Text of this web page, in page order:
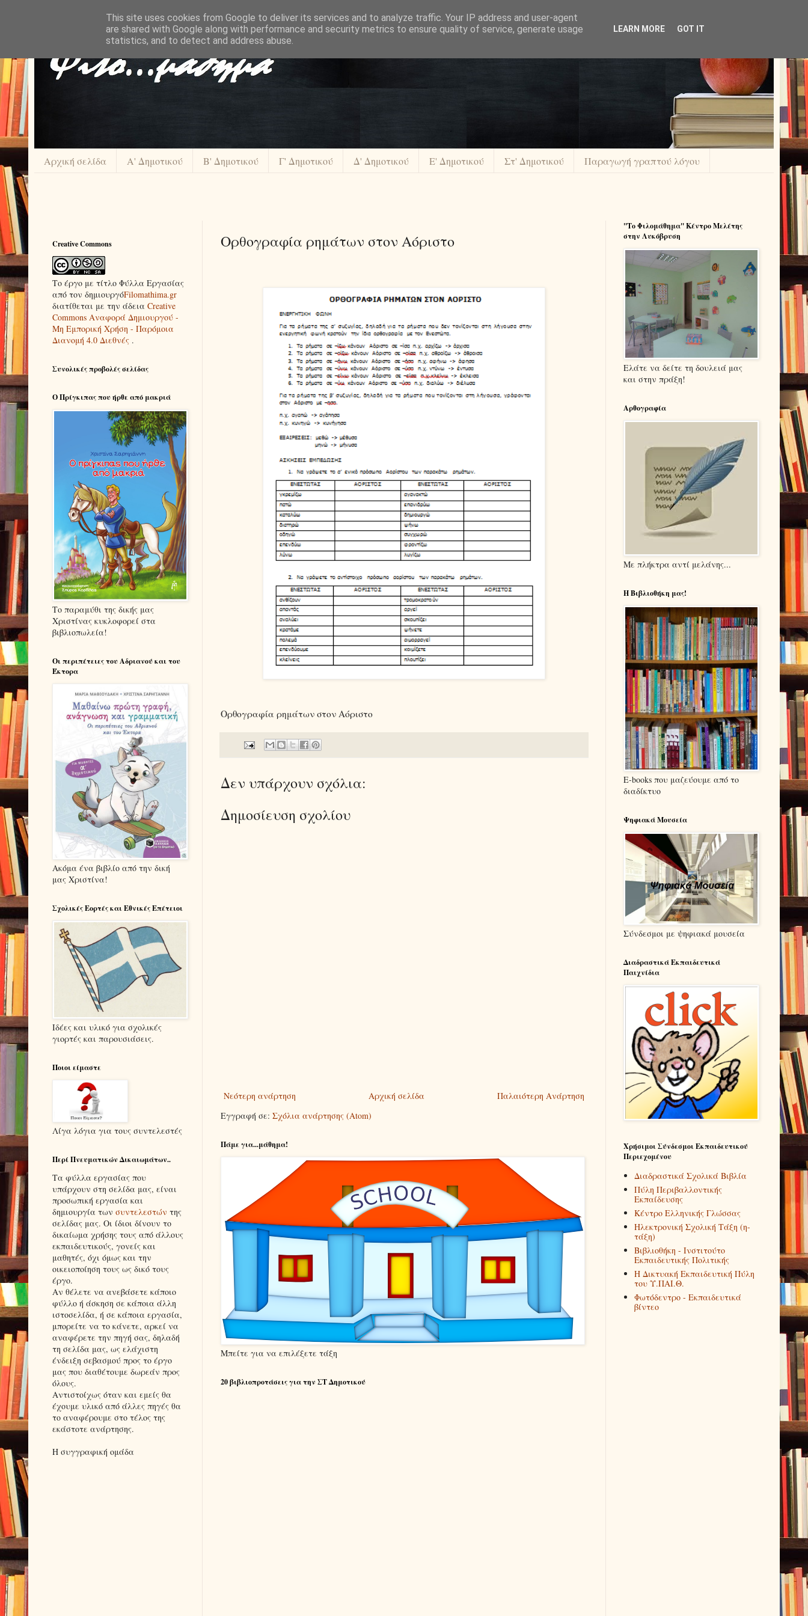
Αρχική σελίδα Α' Δημοτικού Β' Δημοτικού Γ' Δημοτικού Δ' Δημοτικού Ε' Δημοτικού Στ' Δημοτικού Παραγωγή γραπτού λόγου
Ορθογραφία ρημάτων στον Αόριστο
Ορθογραφία ρημάτων στον Αόριστο
Δεν υπάρχουν σχόλια:
Δημοσίευση σχολίου
Νεότερη ανάρτηση Παλαιότερη Ανάρτηση
Αρχική σελίδα
Εγγραφή σε: Σχόλια ανάρτησης (Atom)
Πάμε για...μάθημα!
Μπείτε για να επιλέξετε τάξη
20 βιβλιοπροτάσεις για την ΣΤ Δημοτικού
Creative Commons
Το έργο με τίτλο Φύλλα Εργασίας
από τον δημιουργόFilomathima.gr
διατίθεται με την άδεια Creative
Commons Αναφορά Δημιουργού -
Μη Εμπορική Χρήση - Παρόμοια
Διανομή 4.0 Διεθνές .
Συνολικές προβολές σελίδας
Ο Πρίγκιπας που ήρθε από μακριά
Το παραμύθι της δικής μας
Χριστίνας κυκλοφορεί στα
βιβλιοπωλεία!
Οι περιπέτειες του Αδριανού και του
Έκτορα
Ακόμα ένα βιβλίο από την δική
μας Χριστίνα!
Σχολικές Εορτές και Εθνικές Επέτειοι
Ιδέες και υλικό για σχολικές
γιορτές και παρουσιάσεις.
Ποιοι είμαστε
Λίγα λόγια για τους συντελεστές
Περί Πνευματικών Δικαιωμάτων..
Τα φύλλα εργασίας που
υπάρχουν στη σελίδα μας, είναι
προσωπική εργασία και
δημιουργία των συντελεστών της
σελίδας μας. Οι ίδιοι δίνουν το
δικαίωμα χρήσης τους από άλλους
εκπαιδευτικούς, γονείς και
μαθητές, όχι όμως και την
οικειοποίηση τους ως δικό τους
έργο.
Αν θέλετε να ανεβάσετε κάποιο
φύλλο ή άσκηση σε κάποια άλλη
ιστοσελίδα, ή σε κάποια εργασία,
μπορείτε να το κάνετε, αρκεί να
αναφέρετε την πηγή σας, δηλαδή
τη σελίδα μας, ως ελάχιστη
ένδειξη σεβασμού προς το έργο
μας που διαθέτουμε δωρεάν προς
όλους.
Αντιστοίχως όταν και εμείς θα
έχουμε υλικό από άλλες πηγές θα
το αναφέρουμε στο τέλος της
εκάστοτε ανάρτησης.
Η συγγραφική ομάδα
''Το Φιλομάθημα'' Κέντρο Μελέτης
στην Λυκόβρυση
Ελάτε να δείτε τη δουλειά μας
και στην πράξη!
Αρθογραφία
Με πλήκτρα αντί μελάνης...
Η Βιβλιοθήκη μας!
E-books που μαζεύουμε από το
διαδίκτυο
Ψηφιακά Μουσεία
Σύνδεσμοι με ψηφιακά μουσεία
Διαδραστικά Εκπαιδευτικά
Παιχνίδια
Χρήσιμοι Σύνδεσμοι Εκπαιδευτικού
Περιεχομένου
Διαδραστικά Σχολικά Βιβλία
Πύλη Περιβαλλοντικής
Εκπαίδευσης
Κέντρο Ελληνικής Γλώσσας
Ηλεκτρονική Σχολική Τάξη (η-
τάξη)
Βιβλιοθήκη - Ινστιτούτο
Εκπαιδευτικής Πολιτικής
Η Δικτυακή Εκπαιδευτική Πύλη
του Υ.ΠΑΙ.Θ.
Φωτόδεντρο - Εκπαιδευτικά
βίντεο
This site uses cookies from Google to deliver its services and to analyze traffic. Your IP address and user-agent
are shared with Google along with performance and security metrics to ensure quality of service, generate usage
statistics, and to detect and address abuse.
LEARN MORE GOT IT